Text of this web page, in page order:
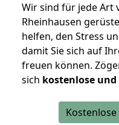
Wir sind für jede Art
Rheinhausen
helfen, den Stress
damit Sie sich auf
freuen können.
sich kostenlose